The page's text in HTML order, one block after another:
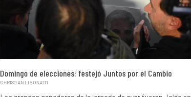
Domingo de elecciones: festejó Juntos por el Cambio
CHRISTIAN LIBONATTI